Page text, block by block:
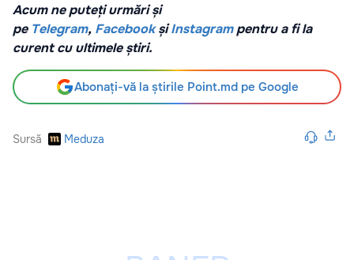
Acum ne puteți urmări și
pe Telegram, Facebook șiInstagrampentru a fi la
curent cu ultimele știri.
Abonați-vă la știrile Point.md pe Google
Sursă Meduza